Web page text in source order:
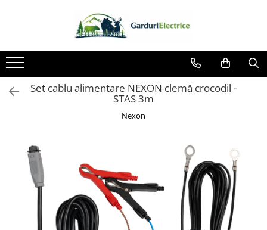
Toate Produsele
Impulsor - Generator Impulsuri -
Pulsator Gard Electric
NEXON BEASTSHOCK
DALTOR
NEXON EASYSHOCK și PITISHOCK
Izolatori Gard Electric
Izolatori – Utilizare generală
Izolatori Plat
Set cablu alimentare NEXON clemă crocodil -
STAS 3m
Nexon